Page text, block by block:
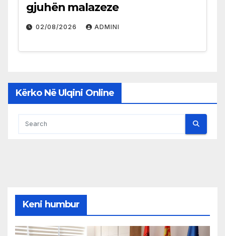
gjuhën malazeze
02/08/2026 ADMINI
Kërko Në Ulqini Online
Keni humbur